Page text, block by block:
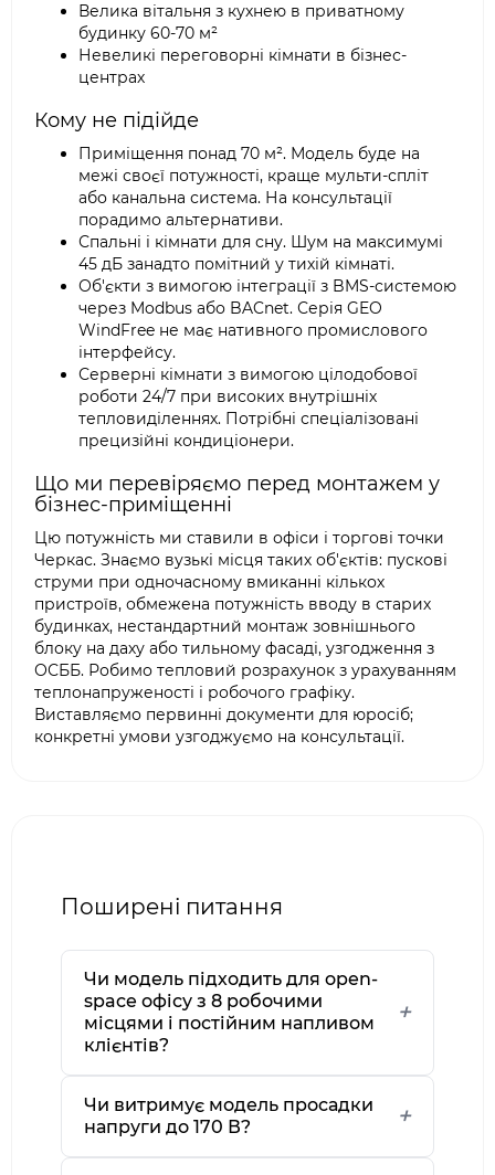
Велика вітальня з кухнею в приватному
будинку 60-70 м²
Невеликі переговорні кімнати в бізнес-
центрах
Кому не підійде
Приміщення понад 70 м². Модель буде на
межі своєї потужності, краще мульти-спліт
або канальна система. На консультації
порадимо альтернативи.
Спальні і кімнати для сну. Шум на максимумі
45 дБ занадто помітний у тихій кімнаті.
Об'єкти з вимогою інтеграції з BMS-системою
через Modbus або BACnet. Серія GEO
WindFree не має нативного промислового
інтерфейсу.
Серверні кімнати з вимогою цілодобової
роботи 24/7 при високих внутрішніх
тепловиділеннях. Потрібні спеціалізовані
прецизійні кондиціонери.
Що ми перевіряємо перед монтажем у
бізнес-приміщенні
Цю потужність ми ставили в офіси і торгові точки
Черкас. Знаємо вузькі місця таких об'єктів: пускові
струми при одночасному вмиканні кількох
пристроїв, обмежена потужність вводу в старих
будинках, нестандартний монтаж зовнішнього
блоку на даху або тильному фасаді, узгодження з
ОСББ. Робимо тепловий розрахунок з урахуванням
теплонапруженості і робочого графіку.
Виставляємо первинні документи для юросіб;
конкретні умови узгоджуємо на консультації.
Поширені питання
Чи модель підходить для open-
space офісу з 8 робочими
місцями і постійним напливом
клієнтів?
Чи витримує модель просадки
напруги до 170 В?